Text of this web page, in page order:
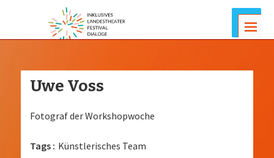
Menus
Uwe Voss
Fotograf der Workshopwoche
Tags : Künstlerisches Team